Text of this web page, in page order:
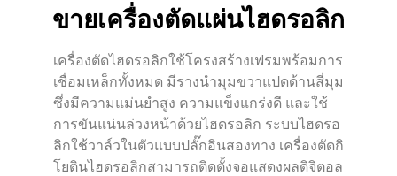
ขายเครื่องตัดแผ่นไฮดรอลิก
เครื่องตัดไฮดรอลิกใช้โครงสร้างเฟรมพร้อมการ
เชื่อมเหล็กทั้งหมด มีรางนำมุมขวาแปดด้านสี่มุม
ซึ่งมีความแม่นยำสูง ความแข็งแกร่งดี และใช้
การขันแน่นล่วงหน้าด้วยไฮดรอลิก ระบบไฮดรอ
ลิกใช้วาล์วในตัวแบบปลั๊กอินสองทาง เครื่องตัดกิ
โยตินไฮดรอลิกสามารถติดตั้งจอแสดงผลดิจิตอล